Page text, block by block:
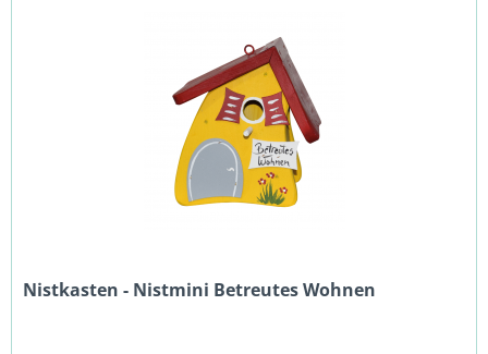
Nistkasten - Nistmini Betreutes Wohnen